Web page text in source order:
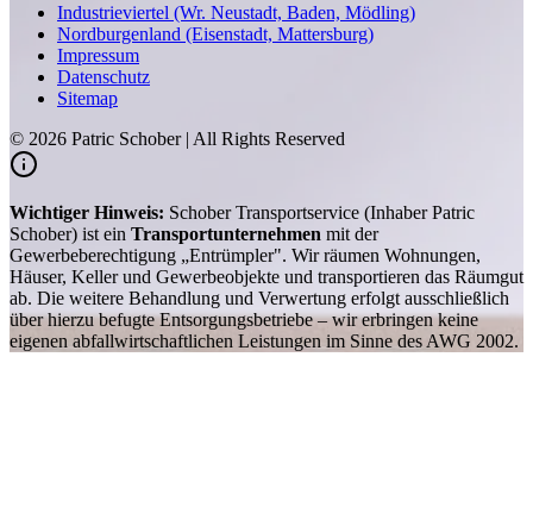
Industrieviertel (Wr. Neustadt, Baden, Mödling)
Nordburgenland (Eisenstadt, Mattersburg)
Impressum
Datenschutz
Sitemap
© 2026 Patric Schober | All Rights Reserved
Wichtiger Hinweis: Schober Transportservice (Inhaber Patric
Schober) ist ein Transportunternehmen mit der
Gewerbeberechtigung „Entrümpler". Wir räumen Wohnungen,
Häuser, Keller und Gewerbeobjekte und transportieren das Räumgut
ab. Die weitere Behandlung und Verwertung erfolgt ausschließlich
über hierzu befugte Entsorgungsbetriebe – wir erbringen keine
eigenen abfallwirtschaftlichen Leistungen im Sinne des AWG 2002.